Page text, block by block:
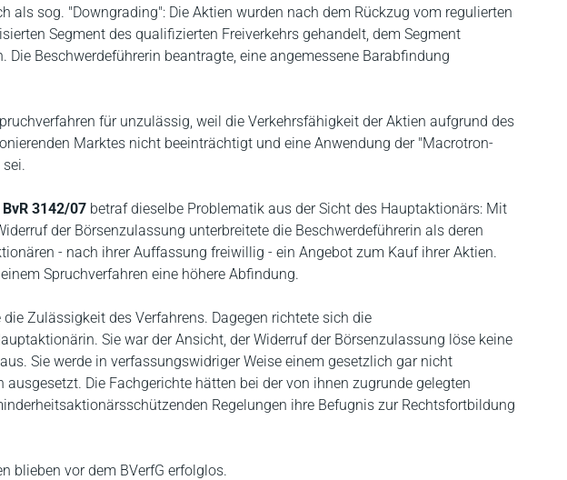
als sog. "Downgrading": Die Aktien wurden nach dem Rückzug vom regulierten
Segment des qualifizierten Freiverkehrs gehandelt, dem Segment
Die Beschwerdeführerin beantragte, eine angemessene Barabfindung
für unzulässig, weil die Verkehrsfähigkeit der Aktien aufgrund des
Marktes nicht beeinträchtigt und eine Anwendung der "Macrotron-
BvR 3142/07 betraf dieselbe Problematik aus der Sicht des Hauptaktionärs: Mit
der Börsenzulassung unterbreitete die Beschwerdeführerin als deren
- nach ihrer Auffassung freiwillig - ein Angebot zum Kauf ihrer Aktien.
Spruchverfahren eine höhere Abfindung.
Zulässigkeit des Verfahrens. Dagegen richtete sich die
Sie war der Ansicht, der Widerruf der Börsenzulassung löse keine
Sie werde in verfassungswidriger Weise einem gesetzlich gar nicht
ausgesetzt. Die Fachgerichte hätten bei der von ihnen zugrunde gelegten
Regelungen ihre Befugnis zur Rechtsfortbildung
blieben vor dem BVerfG erfolglos.